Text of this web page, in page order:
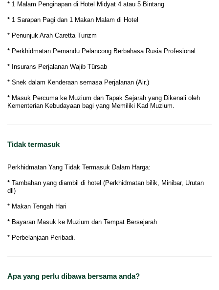
* 1 Malam Penginapan di Hotel Midyat 4 atau 5 Bintang
* 1 Sarapan Pagi dan 1 Makan Malam di Hotel
* Penunjuk Arah Caretta Turizm
* Perkhidmatan Pemandu Pelancong Berbahasa Rusia Profesional
* Insurans Perjalanan Wajib Türsab
* Snek dalam Kenderaan semasa Perjalanan (Air,)
* Masuk Percuma ke Muzium dan Tapak Sejarah yang Dikenali oleh
Kementerian Kebudayaan bagi yang Memiliki Kad Muzium.
Tidak termasuk
Perkhidmatan Yang Tidak Termasuk Dalam Harga:
* Tambahan yang diambil di hotel (Perkhidmatan bilik, Minibar, Urutan
dll)
* Makan Tengah Hari
* Bayaran Masuk ke Muzium dan Tempat Bersejarah
* Perbelanjaan Peribadi.
Apa yang perlu dibawa bersama anda?